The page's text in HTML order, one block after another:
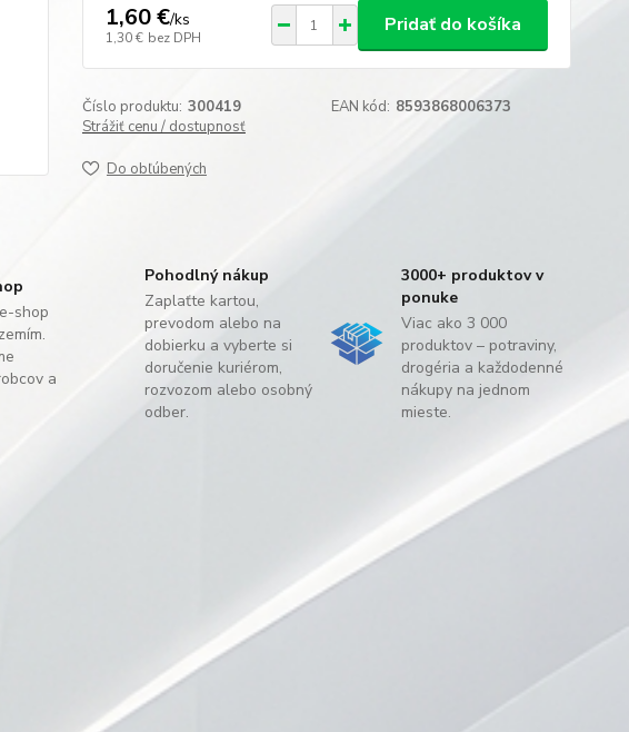
1,60 €/ks
1,30 € bez DPH
Pridať do košíka
Číslo produktu: 300419 EAN kód: 8593868006373
Strážiť cenu / dostupnosť
Do obľúbených
shop
a
Pohodlný nákup
Zaplaťte kartou,
prevodom alebo na
dobierku a vyberte si
doručenie kuriérom,
rozvozom alebo osobný
odber.
3000+ produktov v
ponuke
Viac ako 3 000
produktov – potraviny,
drogéria a každodenné
nákupy na jednom
mieste.